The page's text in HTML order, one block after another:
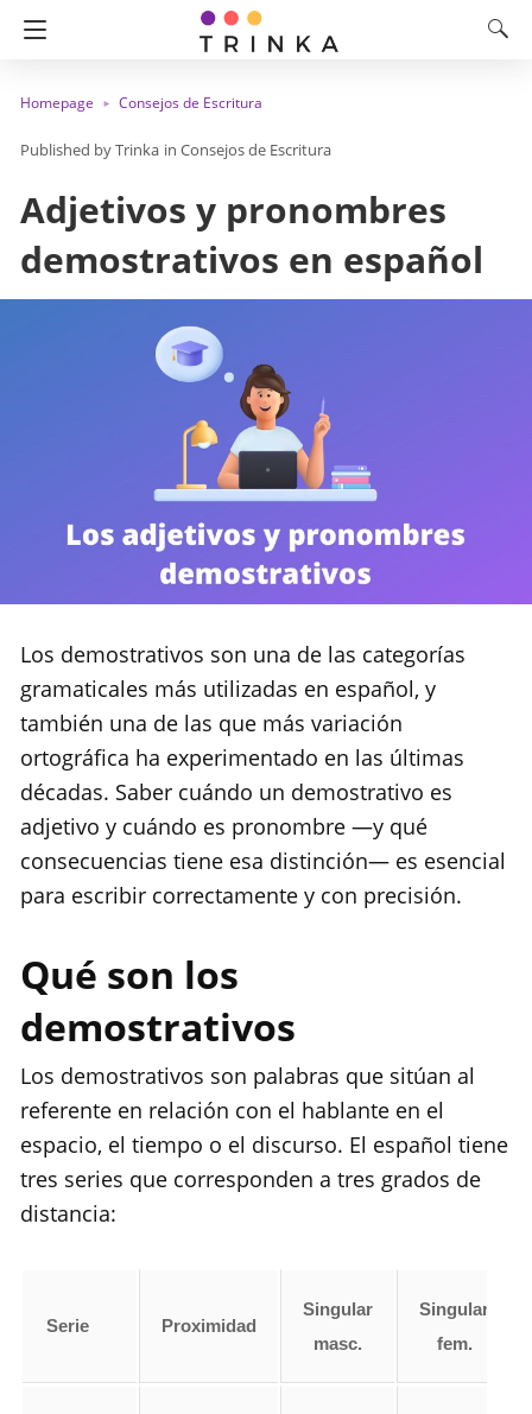
Homepage Consejos de Escritura
Trinka in Consejos de Escritura
Adjetivos y pronombres
demostrativos en español
Los demostrativos son una de las categorías
gramaticales más utilizadas en español, y
también una de las que más variación
ortográfica ha experimentado en las últimas
décadas. Saber cuándo un demostrativo es
adjetivo y cuándo es pronombre —y qué
consecuencias tiene esa distinción— es esencial
para escribir correctamente y con precisión.
Qué son los
demostrativos
Los demostrativos son palabras que sitúan al
referente en relación con el hablante en el
espacio, el tiempo o el discurso. El español tiene
tres series que corresponden a tres grados de
distancia:
Serie Proximidad
Singular
masc.
Singular
fem.